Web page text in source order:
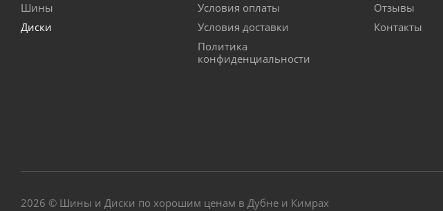
Шины
Диски
Условия оплаты
Условия доставки
Политика
конфиденциальности
Отзывы
Контакты
2026 © Шины и Диски по хорошим ценам в Дубне и Кимрах